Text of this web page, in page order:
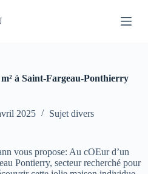
m² à Saint-Fargeau-Ponthierry
2025 Sujet divers
vous propose: Au cOEur d’un
Pontierry, secteur recherché pour